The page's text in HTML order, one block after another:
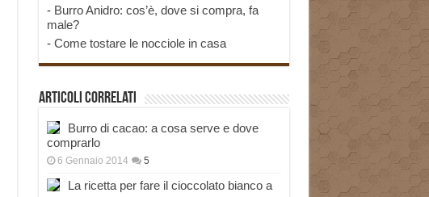
- Burro Anidro: cos’è, dove si compra, fa
male?
- Come tostare le nocciole in casa
Articoli correlati
Burro di cacao: a cosa serve e dove
comprarlo
6 Gennaio 2014 5
La ricetta per fare il cioccolato bianco a